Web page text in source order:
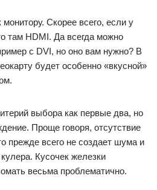
Скорее всего, если у
там HDMI. Да всегда можно
с DVI, но оно вам нужно? В
будет особенно «вкусной»
выбора как первые два, но
Проще говоря, отсутствие
прежде всего не создает шума и
Кусочек железки
весьма проблематично.